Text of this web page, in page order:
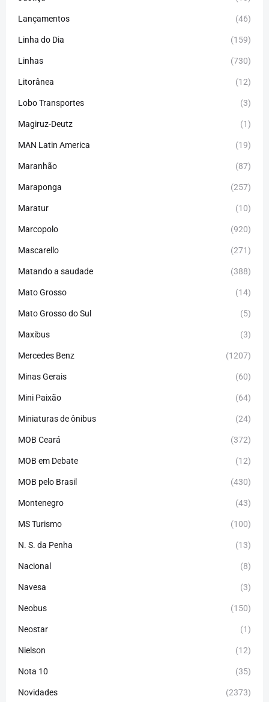
Lançamentos (46)
Linha do Dia (159)
Linhas (730)
Litorânea (12)
Lobo Transportes (3)
Magiruz-Deutz (1)
MAN Latin America (19)
Maranhão (87)
Maraponga (257)
Maratur (10)
Marcopolo (920)
Mascarello (271)
Matando a saudade (388)
Mato Grosso (14)
Mato Grosso do Sul (5)
Maxibus (3)
Mercedes Benz (1207)
Minas Gerais (60)
Mini Paixão (64)
Miniaturas de ônibus (24)
MOB Ceará (372)
MOB em Debate (12)
MOB pelo Brasil (430)
Montenegro (43)
MS Turismo (100)
N. S. da Penha (13)
Nacional (8)
Navesa (3)
Neobus (150)
Neostar (1)
Nielson (12)
Nota 10 (35)
Novidades (2373)